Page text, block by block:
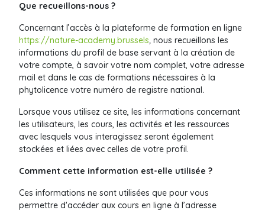
Que recueillons-nous ?
Concernant l’accès à la plateforme de formation en ligne
https://nature-academy.brussels, nous recueillons les
informations du profil de base servant à la création de
votre compte, à savoir votre nom complet, votre adresse
mail et dans le cas de formations nécessaires à la
phytolicence votre numéro de registre national.
Lorsque vous utilisez ce site, les informations concernant
les utilisateurs, les cours, les activités et les ressources
avec lesquels vous interagissez seront également
stockées et liées avec celles de votre profil.
Comment cette information est-elle utilisée ?
Ces informations ne sont utilisées que pour vous
permettre d'accéder aux cours en ligne à l’adresse